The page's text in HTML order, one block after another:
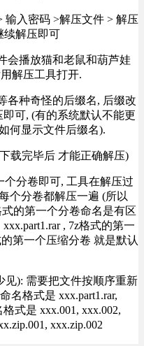
输入密码 >解压文件 > 解压
续解压即可
会播放猫和老鼠和葫芦娃
解压工具打开.
各种奇怪的后缀名, 后缀改
可, (有的系统默认不能更
何显示文件后缀名).
载完毕后 才能正确解压)
分卷即可, 工具在解压过
个分卷都解压一遍 (所以
的第一个分卷命名是有区
, 7z格式的第一
第一个压缩分卷 就是默认
见): 需要把文件按顺序重新
名格式是 xxx.part1.rar,
格式是 xxx.001, xxx.002,
xxx.zip.002